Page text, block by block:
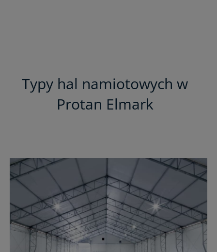
Typy hal namiotowych w
Protan Elmark